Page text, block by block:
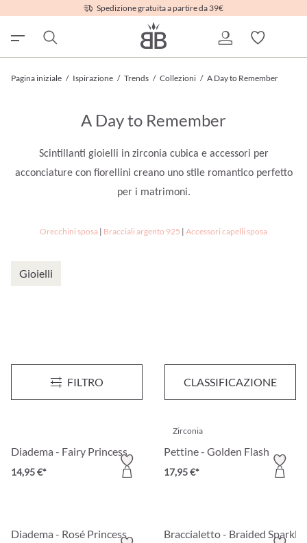
Spedizione gratuita a partire da 39€
Pagina iniziale / Ispirazione / Trends / Collezioni / A Day to Remember
A Day to Remember
Scintillanti gioielli in zirconia cubica e accessori per
acconciature con fiorellini creano uno stile romantico perfetto
per i matrimoni.
Orecchini sposa | Bracciali argento 925 | Accessori capelli sposa
Gioielli
FILTRO CLASSIFICAZIONE
Forcina per capelli - Golden PearlPettine - White Blossom
12,95 €*
Diadema - Fairy Princess
14,95 €*
Zirconia
Pettine - Golden Flash
17,95 €*
Diadema - Rosé Princess Braccialetto - Braided Sparkle